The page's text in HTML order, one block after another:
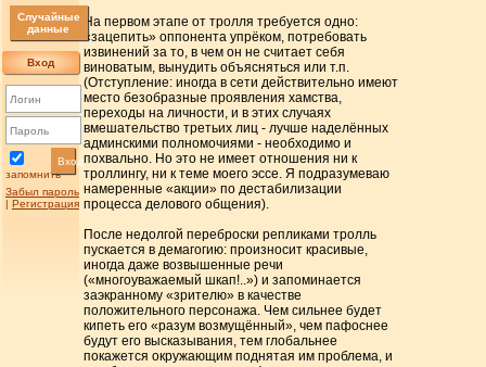
Случайные
данные
Вход
запомнить
Вход
Забыл пароль
| Регистрация
На первом этапе от тролля требуется одно:
«зацепить» оппонента упрёком, потребовать
извинений за то, в чем он не считает себя
виноватым, вынудить объясняться или т.п.
(Отступление: иногда в сети действительно имеют
место безобразные проявления хамства,
переходы на личности, и в этих случаях
вмешательство третьих лиц - лучше наделённых
админскими полномочиями - необходимо и
похвально. Но это не имеет отношения ни к
троллингу, ни к теме моего эссе. Я подразумеваю
намеренные «акции» по дестабилизации
процесса делового общения).
После недолгой переброски репликами тролль
пускается в демагогию: произносит красивые,
иногда даже возвышенные речи
(«многоуважаемый шкап!..») и запоминается
заэкранному «зрителю» в качестве
положительного персонажа. Чем сильнее будет
кипеть его «разум возмущённый», чем пафоснее
будут его высказывания, тем глобальнее
покажется окружающим поднятая им проблема, и